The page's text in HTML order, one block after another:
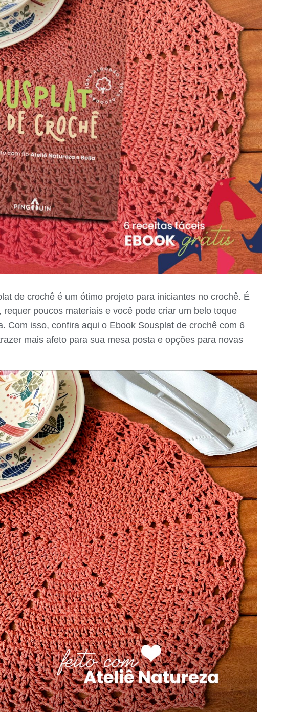
de crochê é um ótimo projeto para iniciantes no crochê. É
requer poucos materiais e você pode criar um belo toque
Com isso, confira aqui o Ebook Sousplat de crochê com 6
mais afeto para sua mesa posta e opções para novas